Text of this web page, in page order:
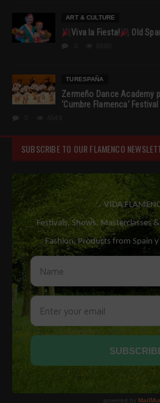
ART & CULTURE
Viva la Fiesta! Old
TURESPAÑA
Zermeño Dance Academy
‘Cumbre Flamenca’
SUBSCRIBE TO OUR FLAMENCO